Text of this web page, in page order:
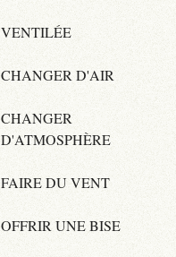
VENTILÉE
CHANGER D'AIR
CHANGER
D'ATMOSPHÈRE
FAIRE DU VENT
OFFRIR UNE BISE